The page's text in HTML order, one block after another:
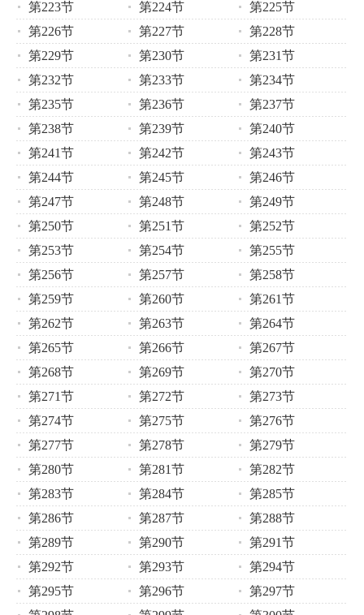
第223节
第224节
第225节
第226节
第227节
第228节
第229节
第230节
第231节
第232节
第233节
第234节
第235节
第236节
第237节
第238节
第239节
第240节
第241节
第242节
第243节
第244节
第245节
第246节
第247节
第248节
第249节
第250节
第251节
第252节
第253节
第254节
第255节
第256节
第257节
第258节
第259节
第260节
第261节
第262节
第263节
第264节
第265节
第266节
第267节
第268节
第269节
第270节
第271节
第272节
第273节
第274节
第275节
第276节
第277节
第278节
第279节
第280节
第281节
第282节
第283节
第284节
第285节
第286节
第287节
第288节
第289节
第290节
第291节
第292节
第293节
第294节
第295节
第296节
第297节